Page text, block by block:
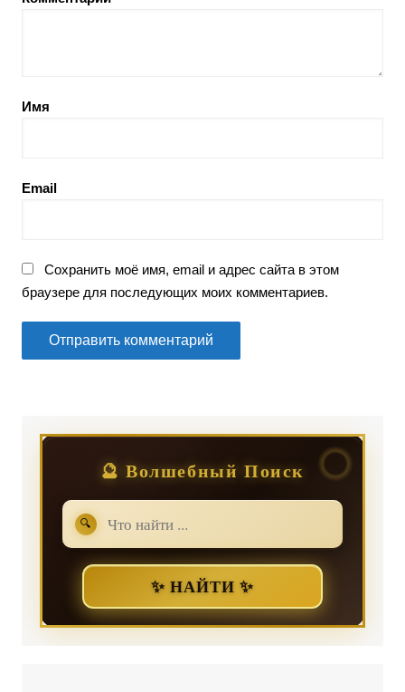
Имя
Email
Сохранить моё имя, email и адрес сайта в этом
браузере для последующих моих комментариев.
🔮 Волшебный Поиск
🔍
✨ НАЙТИ ✨